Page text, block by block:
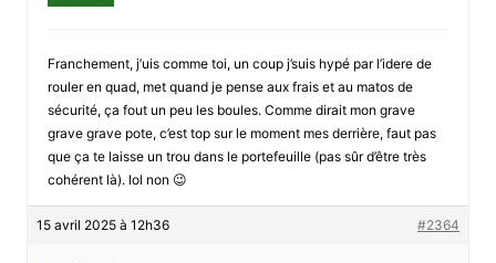
Franchement, j’uis comme toi, un coup j’suis hypé par l’idere de
rouler en quad, met quand je pense aux frais et au matos de
sécurité, ça fout un peu les boules. Comme dirait mon grave
grave grave pote, c’est top sur le moment mes derrière, faut pas
que ça te laisse un trou dans le portefeuille (pas sûr d’être très
cohérent là). lol non 😉
15 avril 2025 à 12h36 #2364